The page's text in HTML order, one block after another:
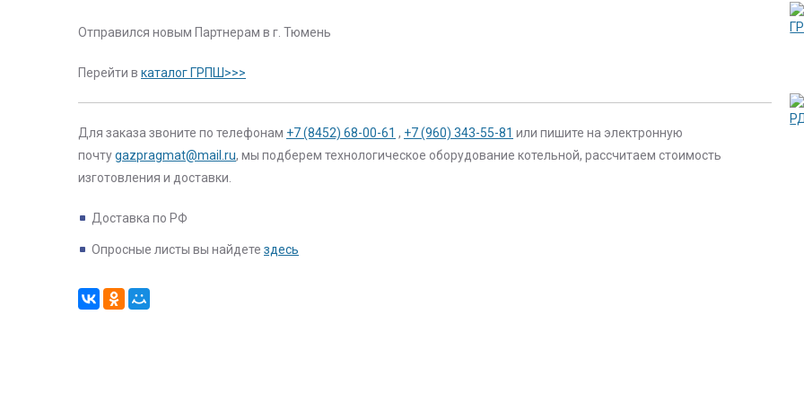
Отправился новым Партнерам в г. Тюмень
Перейти в каталог ГРПШ>>>
Для заказа звоните по телефонам +7 (8452) 68-00-61 , +7 (960) 343-55-81 или пишите на электронную
почтуgazpragmat@mail.ru, мы подберем технологическое оборудование котельной, рассчитаем стоимость
изготовления и доставки.
Доставка по РФ
Опросные листы вы найдете здесь